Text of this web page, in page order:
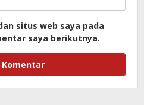
situs web saya pada
saya berikutnya.